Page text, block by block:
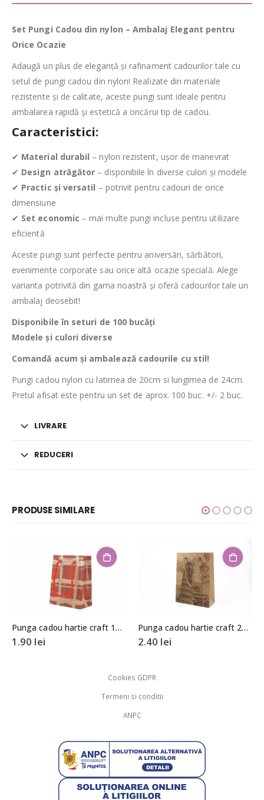
Set Pungi Cadou din nylon – Ambalaj Elegant pentru
Orice Ocazie
Adaugă un plus de eleganță și rafinament cadourilor tale cu
setul de pungi cadou din nylon! Realizate din materiale
rezistente și de calitate, aceste pungi sunt ideale pentru
ambalarea rapidă și estetică a oricărui tip de cadou.
Caracteristici:
✔ Material durabil – nylon rezistent, ușor de manevrat
✔ Design atrăgător – disponibile în diverse culori și modele
✔ Practic și versatil – potrivit pentru cadouri de orice
dimensiune
✔ Set economic – mai multe pungi incluse pentru utilizare
eficientă
Aceste pungi sunt perfecte pentru aniversări, sărbători,
evenimente corporate sau orice altă ocazie specială. Alege
varianta potrivită din gama noastră și oferă cadourilor tale un
ambalaj deosebit!
Disponibile în seturi de 100 bucăți
Modele și culori diverse
Comandă acum și ambalează cadourile cu stil!
Pungi cadou nylon cu latimea de 20cm si lungimea de 24cm.
Pretul afisat este pentru un set de aprox. 100 buc. +/- 2 buc.
LIVRARE
REDUCERI
PRODUSE SIMILARE
Punga cadou hartie craft 14×11,5x6cm Punga cadou hartie craft 20x15x6cm
Cookies GDPR
Termeni si conditii
ANPC